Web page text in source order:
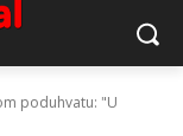
poduhvatu: "U